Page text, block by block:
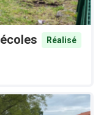
Réalisé